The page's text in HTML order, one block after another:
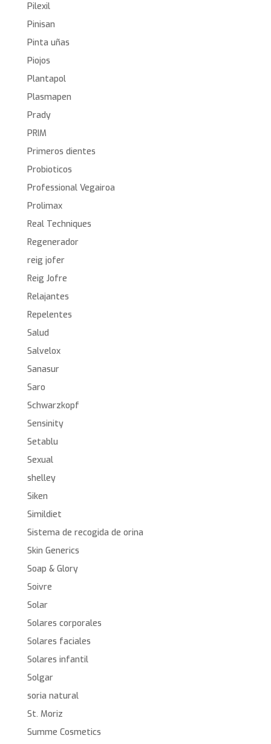
Pilexil
Pinisan
Pinta uñas
Piojos
Plantapol
Plasmapen
Prady
PRIM
Primeros dientes
Probioticos
Professional Vegairoa
Prolimax
Real Techniques
Regenerador
reig jofer
Reig Jofre
Relajantes
Repelentes
Salud
Salvelox
Sanasur
Saro
Schwarzkopf
Sensinity
Setablu
Sexual
shelley
Siken
Simildiet
Sistema de recogida de orina
Skin Generics
Soap & Glory
Soivre
Solar
Solares corporales
Solares faciales
Solares infantil
Solgar
soria natural
St. Moriz
Summe Cosmetics